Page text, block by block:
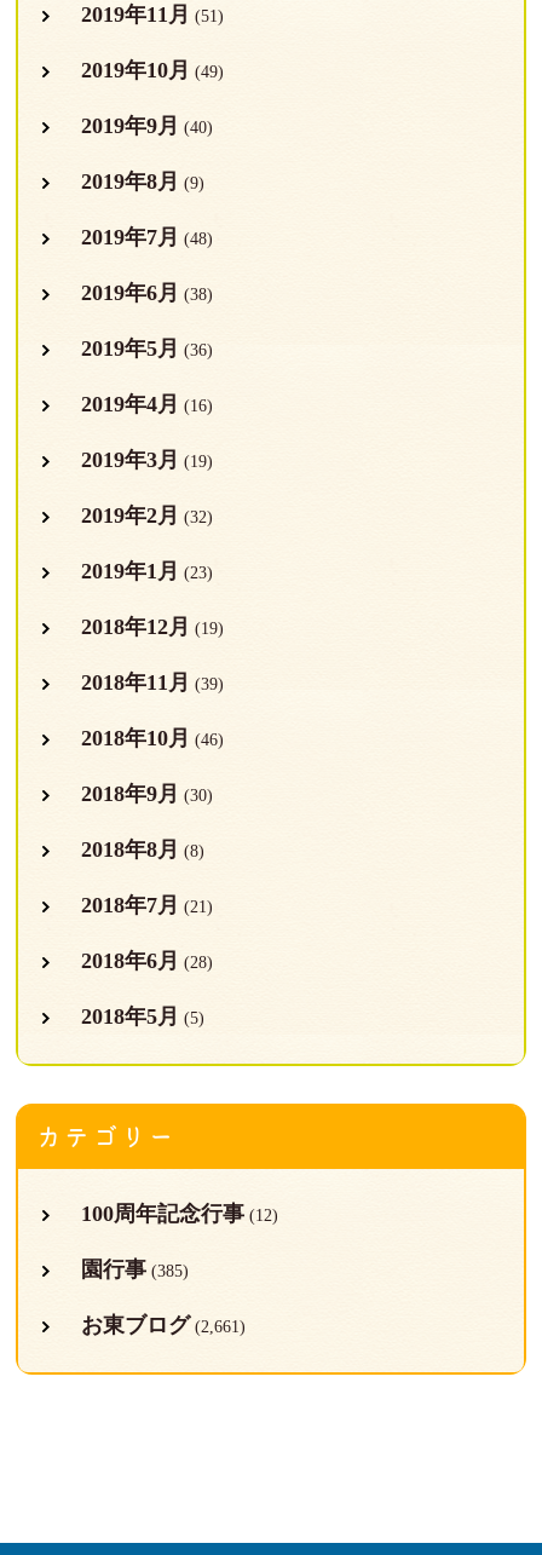
2019年11月 (51)
2019年10月 (49)
2019年9月 (40)
2019年8月 (9)
2019年7月 (48)
2019年6月 (38)
2019年5月 (36)
2019年4月 (16)
2019年3月 (19)
2019年2月 (32)
2019年1月 (23)
2018年12月 (19)
2018年11月 (39)
2018年10月 (46)
2018年9月 (30)
2018年8月 (8)
2018年7月 (21)
2018年6月 (28)
2018年5月 (5)
カテゴリー
100周年記念行事(12)
園行事(385)
お東ブログ (2,661)